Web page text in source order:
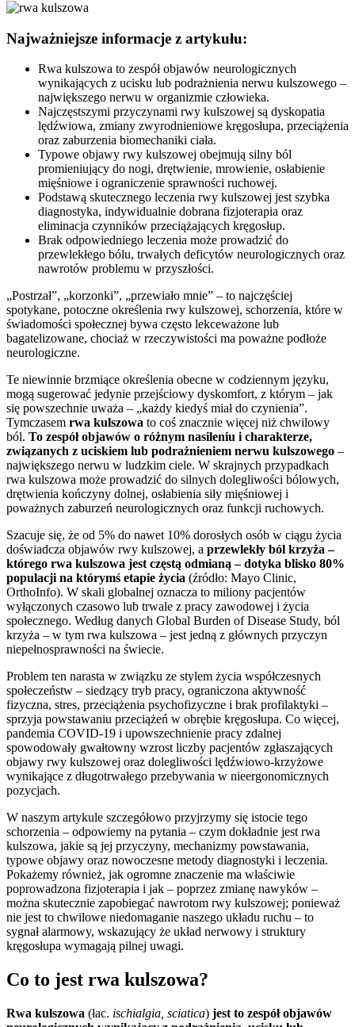
Najważniejsze informacje z artykułu:
Rwa kulszowa to zespół objawów neurologicznych
wynikających z ucisku lub podrażnienia nerwu kulszowego –
największego nerwu w organizmie człowieka.
Najczęstszymi przyczynami rwy kulszowej są dyskopatia
lędźwiowa, zmiany zwyrodnieniowe kręgosłupa, przeciążenia
oraz zaburzenia biomechaniki ciała.
Typowe objawy rwy kulszowej obejmują silny ból
promieniujący do nogi, drętwienie, mrowienie, osłabienie
mięśniowe i ograniczenie sprawności ruchowej.
Podstawą skutecznego leczenia rwy kulszowej jest szybka
diagnostyka, indywidualnie dobrana fizjoterapia oraz
eliminacja czynników przeciążających kręgosłup.
Brak odpowiedniego leczenia może prowadzić do
przewlekłego bólu, trwałych deficytów neurologicznych oraz
nawrotów problemu w przyszłości.
„Postrzał”, „korzonki”, „przewiało mnie” – to najczęściej
spotykane, potoczne określenia rwy kulszowej, schorzenia, które w
świadomości społecznej bywa często lekceważone lub
bagatelizowane, chociaż w rzeczywistości ma poważne podłoże
neurologiczne.
Te niewinnie brzmiące określenia obecne w codziennym języku,
mogą sugerować jedynie przejściowy dyskomfort, z którym – jak
się powszechnie uważa – „każdy kiedyś miał do czynienia”.
Tymczasem rwa kulszowa to coś znacznie więcej niż chwilowy
ból. To zespół objawów o różnym nasileniu i charakterze,
związanych z uciskiem lub podrażnieniem nerwu kulszowego –
największego nerwu w ludzkim ciele. W skrajnych przypadkach
rwa kulszowa może prowadzić do silnych dolegliwości bólowych,
drętwienia kończyny dolnej, osłabienia siły mięśniowej i
poważnych zaburzeń neurologicznych oraz funkcji ruchowych.
Szacuje się, że od 5% do nawet 10% dorosłych osób w ciągu życia
doświadcza objawów rwy kulszowej, a przewlekły ból krzyża –
którego rwa kulszowa jest częstą odmianą – dotyka blisko 80%
populacji na którymś etapie życia (źródło: Mayo Clinic,
OrthoInfo). W skali globalnej oznacza to miliony pacjentów
wyłączonych czasowo lub trwale z pracy zawodowej i życia
społecznego. Według danych Global Burden of Disease Study, ból
krzyża – w tym rwa kulszowa – jest jedną z głównych przyczyn
niepełnosprawności na świecie.
Problem ten narasta w związku ze stylem życia współczesnych
społeczeństw – siedzący tryb pracy, ograniczona aktywność
fizyczna, stres, przeciążenia psychofizyczne i brak profilaktyki –
sprzyja powstawaniu przeciążeń w obrębie kręgosłupa. Co więcej,
pandemia COVID-19 i upowszechnienie pracy zdalnej
spowodowały gwałtowny wzrost liczby pacjentów zgłaszających
objawy rwy kulszowej oraz dolegliwości lędźwiowo-krzyżowe
wynikające z długotrwałego przebywania w nieergonomicznych
pozycjach.
W naszym artykule szczegółowo przyjrzymy się istocie tego
schorzenia – odpowiemy na pytania – czym dokładnie jest rwa
kulszowa, jakie są jej przyczyny, mechanizmy powstawania,
typowe objawy oraz nowoczesne metody diagnostyki i leczenia.
Pokażemy również, jak ogromne znaczenie ma właściwie
poprowadzona fizjoterapia i jak – poprzez zmianę nawyków –
można skutecznie zapobiegać nawrotom rwy kulszowej; ponieważ
nie jest to chwilowe niedomaganie naszego układu ruchu – to
sygnał alarmowy, wskazujący że układ nerwowy i struktury
kręgosłupa wymagają pilnej uwagi.
Co to jest rwa kulszowa?
Rwa kulszowa (łac. ischialgia, sciatica) jest to zespół objawów